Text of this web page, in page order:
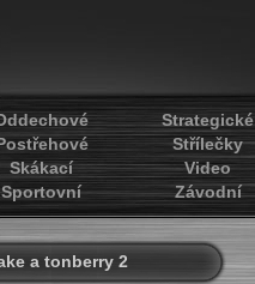
Skákací
Sportovní
Strategické
Střílečky
Video
Závodní
a tonberry 2